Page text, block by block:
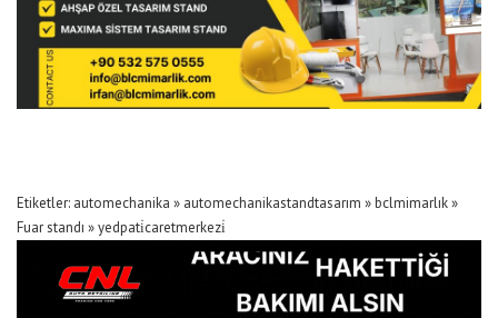
Etiketler: automechanika » automechanikastandtasarım »bclmimarlık»
Fuar standı »yedpati̇caretmerkezi̇